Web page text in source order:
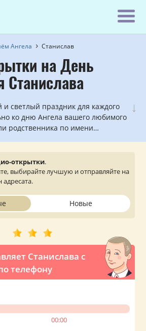
Ангела Станислав
на День
Станислава
↓
светлый праздник для каждого
ко дню Ангела вашего любимого
родственника по имени
с сайта на мобильный
открытки.
выбирайте лучшую и отправляйте на
адресата.
Новые
Станислава с
телефону
00:00